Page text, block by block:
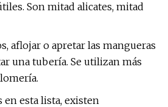
Son mitad alicates, mitad
aflojar o apretar las mangueras
una tubería. Se utilizan más
esta lista, existen